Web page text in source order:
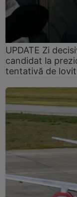
UPDATE Zi
candidat la
tentativă de